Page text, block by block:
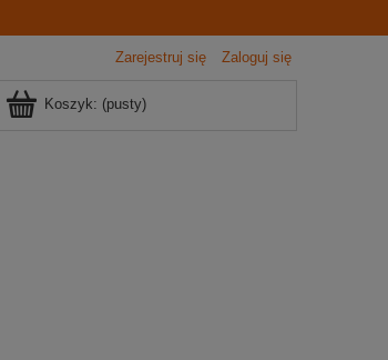
Zarejestruj się Zaloguj się
Koszyk: (pusty)